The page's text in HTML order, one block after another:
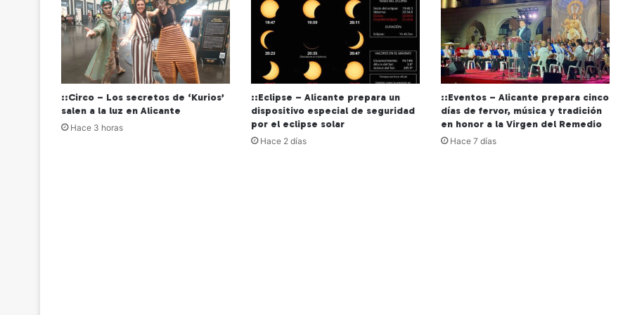
::Circo – Los secretos de ‘Kurios’
salen a la luz en Alicante
Hace 3 horas
::Eclipse – Alicante prepara un
dispositivo especial de seguridad
por el eclipse solar
Hace 2 días
::Eventos – Alicante prepara cinco
días de fervor, música y tradición
en honor a la Virgen del Remedio
Hace 7 días